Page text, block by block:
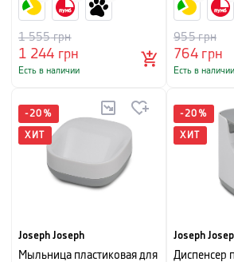
1 244 грн
1 555грн
Есть в наличии
764грн
955грн
Есть в наличии
-20 %
ХИТ
Joseph Joseph
Мыльница пластиковая для
-20 %
ХИТ
Joseph
Диспенсер